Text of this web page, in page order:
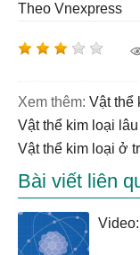
Theo Vnexpress
Xem thêm: vật
vật thể kim loại
vật thể kim loại ở
Bài viết liên